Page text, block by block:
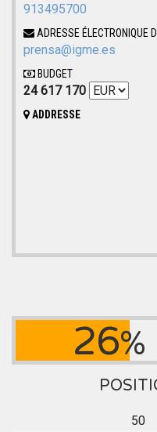
913495700
ADRESSE ÉLECTRONIQUE
prensa@igme.es
BUDGET
24 617 170
ADDRESSE
26%
50